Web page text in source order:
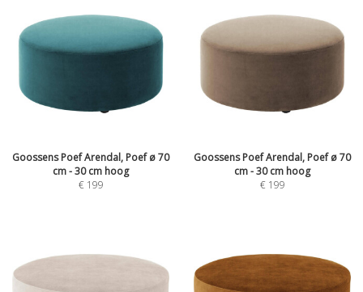
Goossens Poef Arendal, Poef ø 70
cm - 30 cm hoog
€ 199
Goossens Poef Arendal, Poef ø 70
cm - 30 cm hoog
€ 199